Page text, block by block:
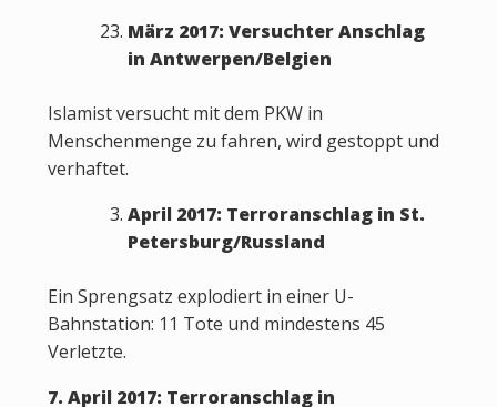
März 2017: Versuchter Anschlag
in Antwerpen/Belgien
Islamist versucht mit dem PKW in
Menschenmenge zu fahren, wird gestoppt und
verhaftet.
April 2017: Terroranschlag in St.
Petersburg/Russland
Ein Sprengsatz explodiert in einer U-
Bahnstation: 11 Tote und mindestens 45
Verletzte.
7. April 2017: Terroranschlag in